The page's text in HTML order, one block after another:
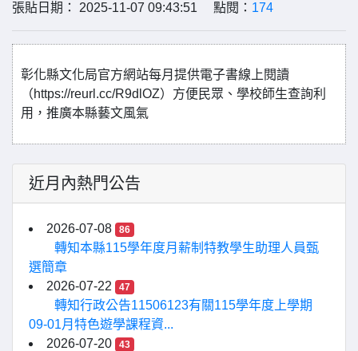
張貼日期： 2025-11-07 09:43:51 點閱： 174
彰化縣文化局官方網站每月提供電子書線上閱讀
（https://reurl.cc/R9dlOZ）方便民眾、學校師生查詢利
用，推廣本縣藝文風氣
近月內熱門公告
2026-07-08 86
轉知本縣115學年度月薪制特教學生助理人員甄
選簡章
2026-07-22
47
轉知行政公告11506123有關115學年度上學期
09-01月特色遊學課程資...
2026-07-20
43